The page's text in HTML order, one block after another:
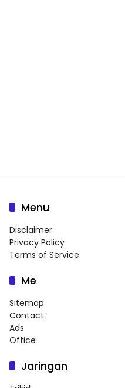
Menu
Disclaimer
Privacy Policy
Terms of Service
Me
Sitemap
Contact
Ads
Office
Jaringan